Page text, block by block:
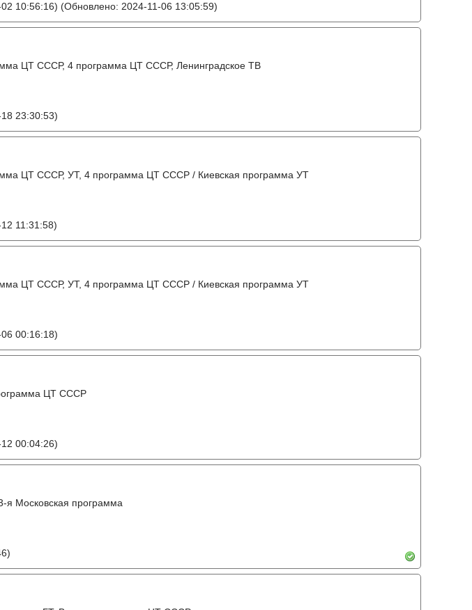
10:56:16) (Обновлено: 2024-11-06 13:05:59)
ЦТ СССР, 4 программа ЦТ СССР, Ленинградское ТВ
23:30:53)
ЦТ СССР, УТ, 4 программа ЦТ СССР / Киевская программа УТ
11:31:58)
ЦТ СССР, УТ, 4 программа ЦТ СССР / Киевская программа УТ
00:16:18)
ЦТ СССР
00:04:26)
я Московская программа